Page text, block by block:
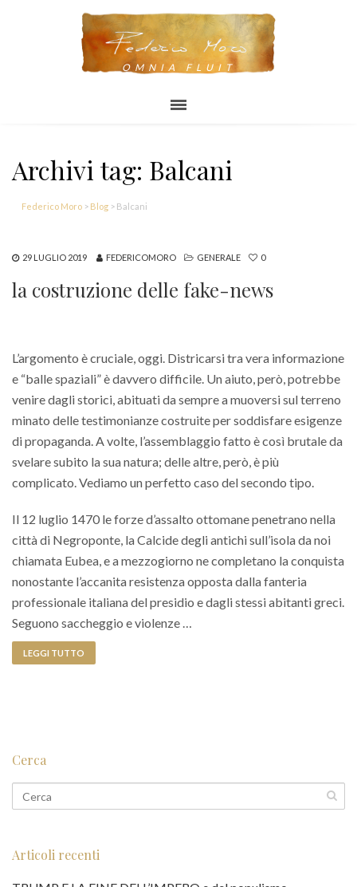
OMNIA FLUIT
Archivi tag: Balcani
Federico Moro > Blog > Balcani
29 LUGLIO 2019 FEDERICOMORO GENERALE 0
la costruzione delle fake-news
L’argomento è cruciale, oggi. Districarsi tra vera informazione
e “balle spaziali” è davvero difficile. Un aiuto, però, potrebbe
venire dagli storici, abituati da sempre a muoversi sul terreno
minato delle testimonianze costruite per soddisfare esigenze
di propaganda. A volte, l’assemblaggio fatto è così brutale da
svelare subito la sua natura; delle altre, però, è più
complicato. Vediamo un perfetto caso del secondo tipo.
Il 12 luglio 1470 le forze d’assalto ottomane penetrano nella
città di Negroponte, la Calcide degli antichi sull’isola da noi
chiamata Eubea, e a mezzogiorno ne completano la conquista
nonostante l’accanita resistenza opposta dalla fanteria
professionale italiana del presidio e dagli stessi abitanti greci.
Seguono saccheggio e violenze …
LEGGI TUTTO
Cerca
Articoli recenti